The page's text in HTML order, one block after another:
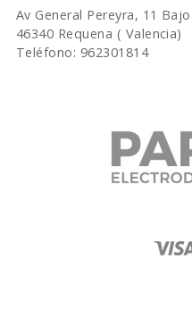
Av General Pereyra, 11 Bajo
46340 Requena ( Valencia)
Teléfono: 962301814